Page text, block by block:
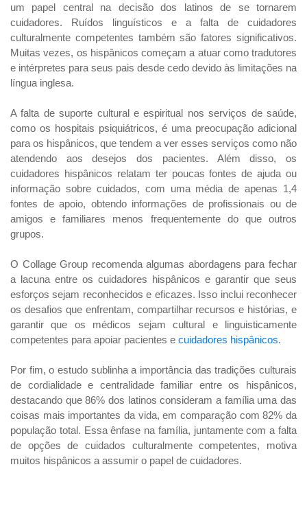
um papel central na decisão dos latinos de se tornarem
cuidadores. Ruídos linguísticos e a falta de cuidadores
culturalmente competentes também são fatores significativos.
Muitas vezes, os hispânicos começam a atuar como tradutores
e intérpretes para seus pais desde cedo devido às limitações na
língua inglesa.
A falta de suporte cultural e espiritual nos serviços de saúde,
como os hospitais psiquiátricos, é uma preocupação adicional
para os hispânicos, que tendem a ver esses serviços como não
atendendo aos desejos dos pacientes. Além disso, os
cuidadores hispânicos relatam ter poucas fontes de ajuda ou
informação sobre cuidados, com uma média de apenas 1,4
fontes de apoio, obtendo informações de profissionais ou de
amigos e familiares menos frequentemente do que outros
grupos.
O Collage Group recomenda algumas abordagens para fechar
a lacuna entre os cuidadores hispânicos e garantir que seus
esforços sejam reconhecidos e eficazes. Isso inclui reconhecer
os desafios que enfrentam, compartilhar recursos e histórias, e
garantir que os médicos sejam cultural e linguisticamente
competentes para apoiar pacientes e cuidadores hispânicos.
Por fim, o estudo sublinha a importância das tradições culturais
de cordialidade e centralidade familiar entre os hispânicos,
destacando que 86% dos latinos consideram a família uma das
coisas mais importantes da vida, em comparação com 82% da
população total. Essa ênfase na família, juntamente com a falta
de opções de cuidados culturalmente competentes, motiva
muitos hispânicos a assumir o papel de cuidadores.